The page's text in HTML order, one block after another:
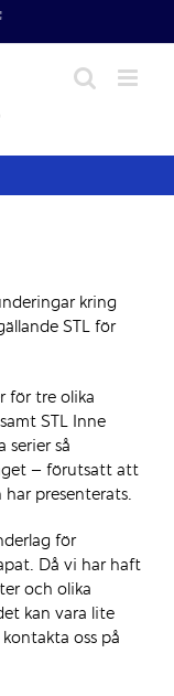
kring
STL för
för tre olika
STL Inne
så
– förutsatt att
presenterats.
för
Då vi har haft
och olika
kan vara lite
oss på